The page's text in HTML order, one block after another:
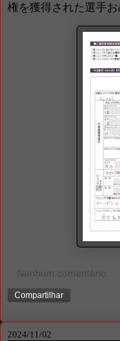
権を獲得された選手お
Nenhum comentário:
Compartilhar
2024/11/02